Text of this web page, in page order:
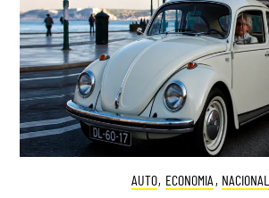
AUTO, ECONOMIA , NACIONAL